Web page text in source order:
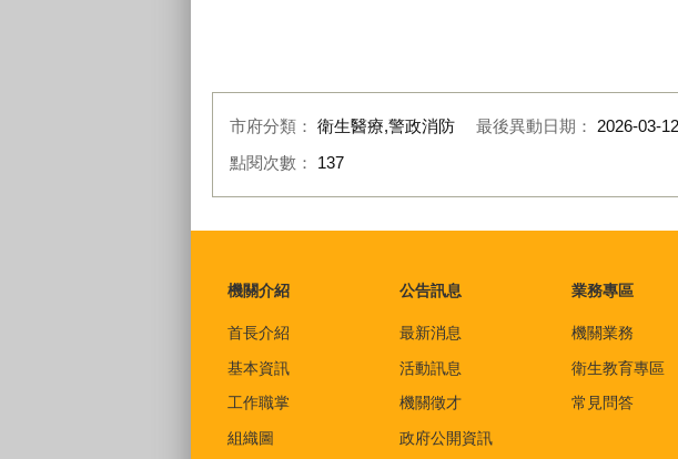
市府分類： 衛生醫療,警政消防 最後異動日期： 2026-03-12
點閱次數： 137
機關介紹
首長介紹
基本資訊
工作職掌
組織圖
公告訊息
最新消息
活動訊息
機關徵才
政府公開資訊
業務專區
機關業務
衛生教育專區
常見問答